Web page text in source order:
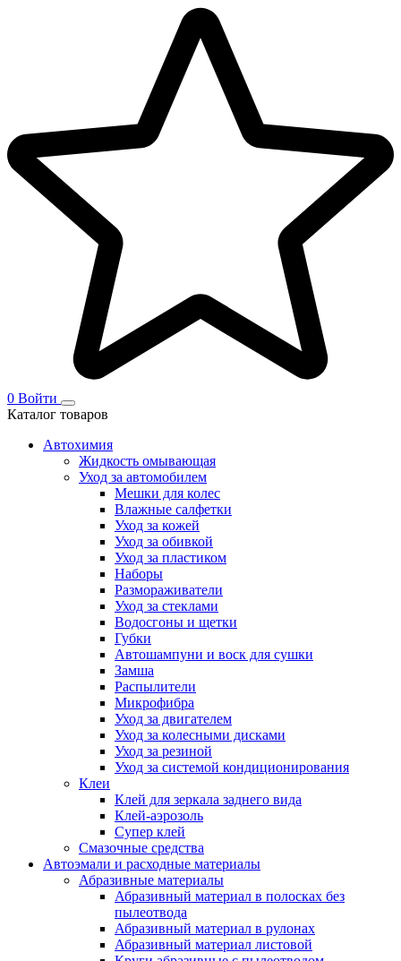
0 Войти
Каталог товаров
Автохимия
Жидкость омывающая
Уход за автомобилем
Мешки для колес
Влажные салфетки
Уход за кожей
Уход за обивкой
Уход за пластиком
Наборы
Размораживатели
Уход за стеклами
Водосгоны и щетки
Губки
Автошампуни и воск для сушки
Замша
Распылители
Микрофибра
Уход за двигателем
Уход за колесными дисками
Уход за резиной
Уход за системой кондиционирования
Клеи
Клей для зеркала заднего вида
Клей-аэрозоль
Супер клей
Смазочные средства
Автоэмали и расходные материалы
Абразивные материалы
Абразивный материал в полосках без
пылеотвода
Абразивный материал в рулонах
Абразивный материал листовой